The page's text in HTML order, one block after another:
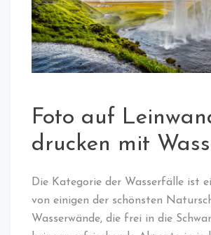
Foto auf
drucken mit
Die Kategorie der Wasserfälle ist
von einigen der schönsten
Wasserwände, die frei in die